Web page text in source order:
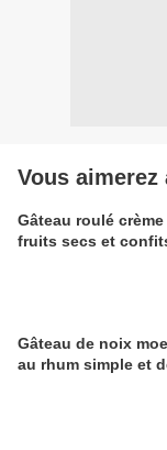
Vous aimerez
Gâteau roulé
fruits secs et
Gâteau de noix
au rhum simple et